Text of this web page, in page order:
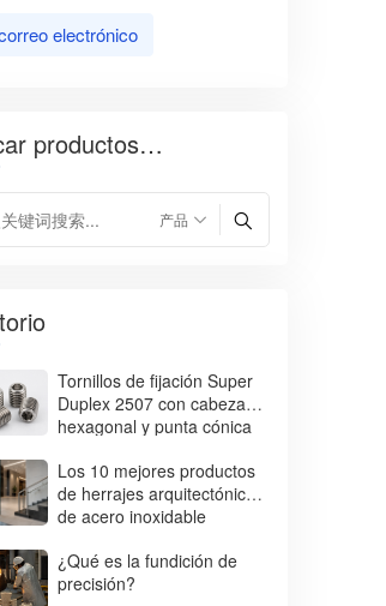
electrónico
productos…
Tornillos de fijación Super
Duplex 2507 con cabeza
hexagonal y punta cónica
Los 10 mejores productos
de herrajes arquitectónicos
de acero inoxidable
comerciales
¿Qué es la fundición de
precisión?